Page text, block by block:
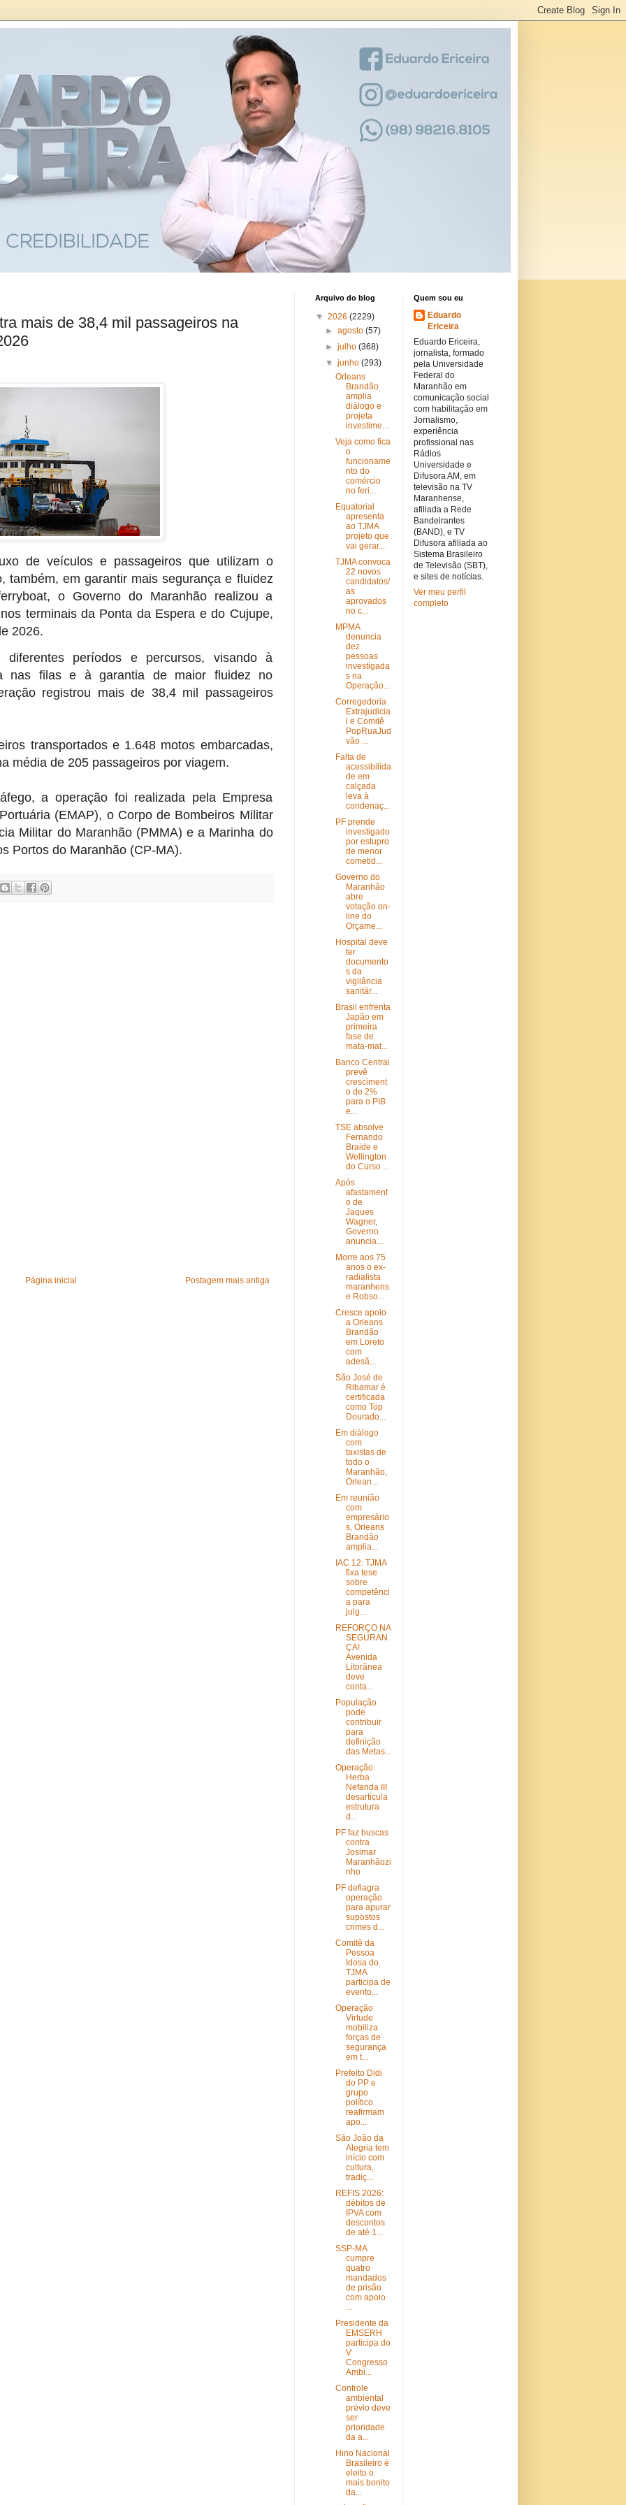
mais de 38,4 mil passageiros na
de veículos e passageiros que utilizam o
também, em garantir mais segurança e fluidez
o Governo do Maranhão realizou a
terminais da Ponta da Espera e do Cujupe,
2026.
diferentes períodos e percursos, visando à
nas filas e à garantia de maior fluidez no
registrou mais de 38,4 mil passageiros
transportados e 1.648 motos embarcadas,
média de 205 passageiros por viagem.
a operação foi realizada pela Empresa
(EMAP), o Corpo de Bombeiros Militar
Militar do Maranhão (PMMA) e a Marinha do
Portos do Maranhão (CP-MA).
Postagem mais antiga
Página inicial
Arquivo do blog
▼ 2026 (2229)
► agosto (57)
► julho (368)
▼ junho (293)
Orleans
Brandão
amplia
diálogo e
projeta
investime...
Veja como fica
o
funcioname
nto do
comércio
no feri...
Equatorial
apresenta
ao TJMA
projeto que
vai gerar...
TJMA convoca
22 novos
candidatos/
as
aprovados
no c...
MPMA
denuncia
dez
pessoas
investigada
s na
Operação...
Corregedoria
Extrajudicia
l e Comitê
PopRuaJud
vão ...
Falta de
acessibilida
de em
calçada
leva à
condenaç...
PF prende
investigado
por estupro
de menor
cometid...
Governo do
Maranhão
abre
votação on-
line do
Orçame...
Hospital deve
ter
documento
s da
vigilância
sanitár...
Brasil enfrenta
Japão em
primeira
fase de
mata-mat...
Banco Central
prevê
cresciment
o de 2%
para o PIB
e...
TSE absolve
Fernando
Braide e
Wellington
do Curso ...
Após
afastament
o de
Jaques
Wagner,
Governo
anuncia...
Morre aos 75
anos o ex-
radialista
maranhens
e Robso...
Cresce apoio
a Orleans
Brandão
em Loreto
com
adesã...
São José de
Ribamar é
certificada
como Top
Dourado...
Em diálogo
com
taxistas de
todo o
Maranhão,
Orlean...
Em reunião
com
empresário
s, Orleans
Brandão
amplia...
IAC 12: TJMA
fixa tese
sobre
competênci
a para
julg...
REFORÇO NA
SEGURAN
ÇA!
Avenida
Litorânea
deve
conta...
População
pode
contribuir
para
definição
das Metas...
Operação
Herba
Nefanda III
desarticula
estrutura
d...
PF faz buscas
contra
Josimar
Maranhãozi
nho
PF deflagra
operação
para apurar
supostos
crimes d...
Comitê da
Pessoa
Idosa do
TJMA
participa de
evento...
Operação
Virtude
mobiliza
forças de
segurança
em t...
Prefeito Didi
do PP e
grupo
político
reafirmam
apo...
São João da
Alegria tem
início com
cultura,
tradiç...
REFIS 2026:
débitos de
IPVA com
descontos
de até 1...
SSP-MA
cumpre
quatro
mandados
de prisão
com apoio
...
Presidente da
EMSERH
participa do
V
Congresso
Ambi...
Controle
ambiental
prévio deve
ser
prioridade
da a...
Hino Nacional
Brasileiro é
eleito o
mais bonito
da...
Quem sou eu
Eduardo
Ericeira
Eduardo Ericeira,
jornalista, formado
pela Universidade
Federal do
Maranhão em
comunicação social
com habilitação em
Jornalismo,
experiência
profissional nas
Rádios
Universidade e
Difusora AM, em
televisão na TV
Maranhense,
afiliada a Rede
Bandeirantes
(BAND), e TV
Difusora afiliada ao
Sistema Brasileiro
de Televisão (SBT),
e sites de notícias.
Ver meu perfil
completo